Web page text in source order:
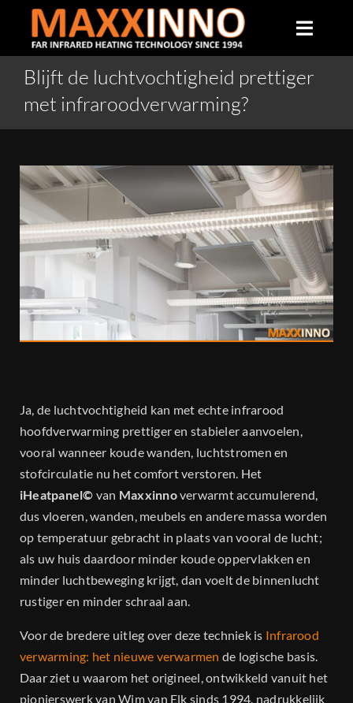
content
Toggle
Infrarood verwarming
Producten
Veelgestelde vragen
Projecten
Contact
Blijft de luchtvochtigheid prettiger
met infraroodverwarming?
Ja, de luchtvochtigheid kan met echte infrarood
hoofdverwarming prettiger en stabieler aanvoelen,
vooral wanneer koude wanden, luchtstromen en
stofcirculatie nu het comfort verstoren. Het
iHeatpanel© van Maxxinnoverwarmt accumulerend,
dus vloeren, wanden, meubels en andere massa worden
op temperatuur gebracht in plaats van vooral de lucht;
als uw huis daardoor minder koude oppervlakken en
minder luchtbeweging krijgt, dan voelt de binnenlucht
rustiger en minder schraal aan.
Voor de bredere uitleg over deze techniek is Infrarood
verwarming: het nieuwe verwarmen de logische basis.
Daar ziet u waarom het origineel, ontwikkeld vanuit het
pionierswerk van Wim van Elk sinds 1994, nadrukkelijk